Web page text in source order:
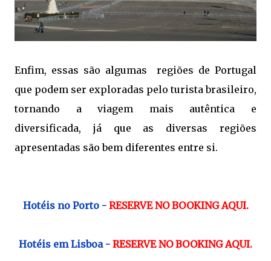
Enfim, essas são algumas  regiões de Portugal
que podem ser exploradas pelo turista brasileiro,
tornando a viagem mais autêntica e
diversificada, já que as diversas regiões
apresentadas são bem diferentes entre si.
Hotéis no Porto - RESERVE NO BOOKING AQUI.
Hotéis em Lisboa - RESERVE NO BOOKING AQUI.